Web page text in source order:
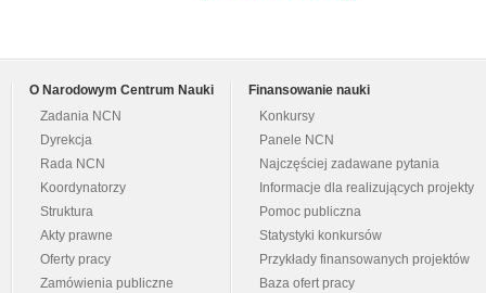
O Narodowym Centrum Nauki
Zadania NCN
Dyrekcja
Rada NCN
Koordynatorzy
Struktura
Akty prawne
Oferty pracy
Zamówienia publiczne
Finansowanie nauki
Konkursy
Panele NCN
Najczęściej zadawane pytania
Informacje dla realizujących projekty
Pomoc publiczna
Statystyki konkursów
Przykłady finansowanych projektów
Baza ofert pracy